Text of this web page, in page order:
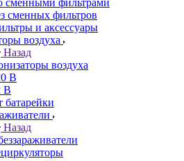
сменными фильтрами
сменных фильтров
и аксессуары
воздуха
Назад
воздуха
В
В
батарейки
Назад